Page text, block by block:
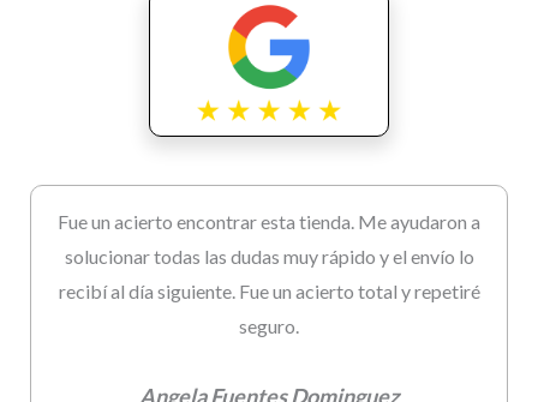
Fue un acierto encontrar esta tienda. Me ayudaron a
solucionar todas las dudas muy rápido y el envío lo
recibí al día siguiente. Fue un acierto total y repetiré
seguro.
Angela Fuentes Dominguez